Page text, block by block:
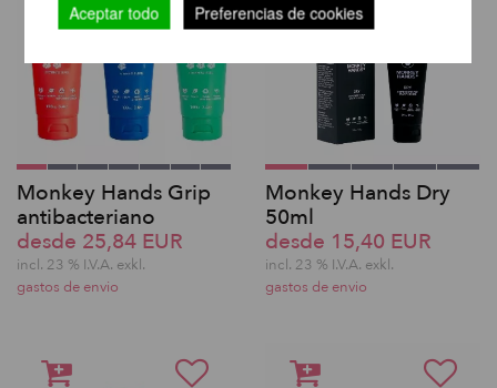
Monkey Hands Grip
antibacteriano
desde 25,84 EUR
incl. 23 % I.V.A. exkl.
gastos de envio
Monkey Hands Dry
50ml
desde 15,40 EUR
incl. 23 % I.V.A. exkl.
gastos de envio
Aceptar todo Preferencias de cookies